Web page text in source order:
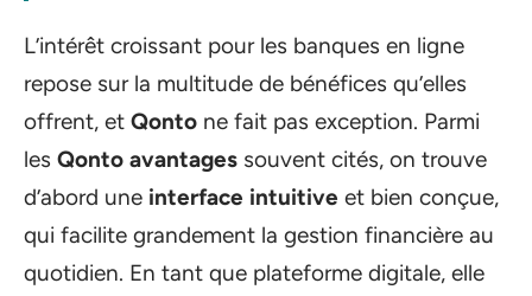
L’intérêt croissant pour les banques en ligne
repose sur la multitude de bénéfices qu’elles
offrent, et Qonto ne fait pas exception. Parmi
les Qonto avantages souvent cités, on trouve
d’abord une interface intuitive et bien conçue,
qui facilite grandement la gestion financière au
quotidien. En tant que plateforme digitale, elle